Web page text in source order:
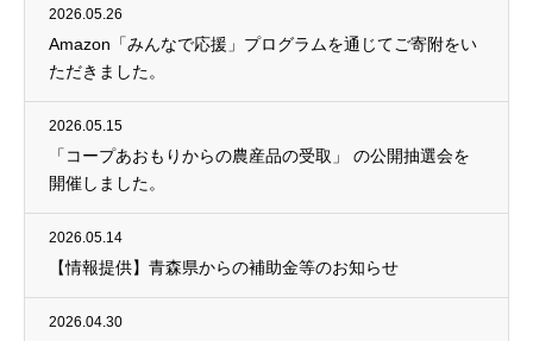
2026.05.26
Amazon「みんなで応援」プログラムを通じてご寄附をい
ただきました。
2026.05.15
「コープあおもりからの農産品の受取」 の公開抽選会を
開催しました。
2026.05.14
【情報提供】青森県からの補助金等のお知らせ
2026.04.30